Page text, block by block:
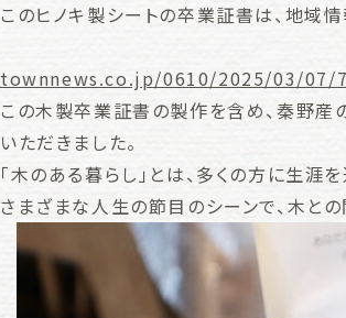
このヒノキ製シートの卒業証書は、地域
townnews.co.jp/0610/2025/03/07/
この木製卒業証書の製作を含め、秦野産
いただきました。
「木のある暮らし」とは、多くの方に生涯
さまざまな人生の節目のシーンで、木と